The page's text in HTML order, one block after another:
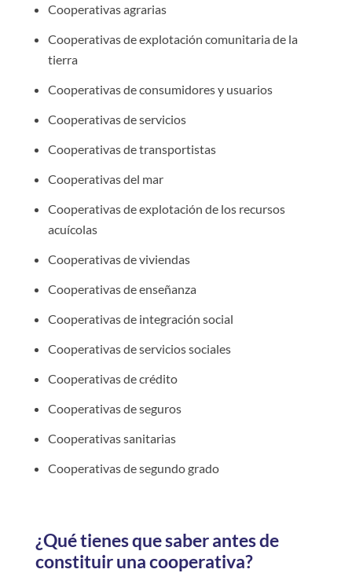
Cooperativas agrarias
Cooperativas de explotación comunitaria de la
tierra
Cooperativas de consumidores y usuarios
Cooperativas de servicios
Cooperativas de transportistas
Cooperativas del mar
Cooperativas de explotación de los recursos
acuícolas
Cooperativas de viviendas
Cooperativas de enseñanza
Cooperativas de integración social
Cooperativas de servicios sociales
Cooperativas de crédito
Cooperativas de seguros
Cooperativas sanitarias
Cooperativas de segundo grado
¿Qué tienes que saber antes de
constituir una cooperativa?